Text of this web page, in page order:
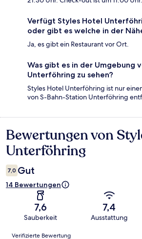
Verfügt Styles Hotel
oder gibt es welche in der
Ja, es gibt ein Restaurant vor Ort.
Was gibt es in der Umgebung
Unterföhring zu sehen?
Styles Hotel Unterföhring ist nur
von S-Bahn-Station Unterföhring
Bewertungen
Bewertungen von
Unterföhring
7,0 Gut
14 Bewertungen
7,6
Sauberkeit
7,4
Ausstattung
Bewertungen
Verifizierte Bewertung